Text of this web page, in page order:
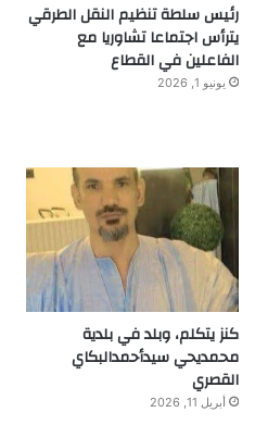
رئيس سلطة تنظيم النقل الطرقي
يترأس اجتماعا تشاوريا مع
الفاعلين في القطاع
يونيو 1, 2026
كنز يتكلم، وبلد في بلدية
محمديحي سيدأحمدالبكاي
القصري
أبريل 11, 2026